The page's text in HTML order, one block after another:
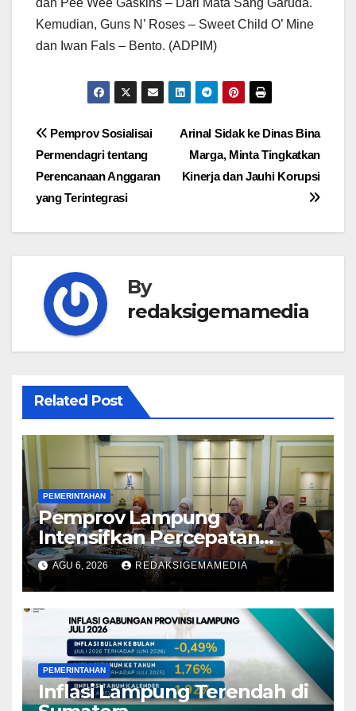
dan Pee Wee Gaskins – Dari Mata Sang Garuda.
Kemudian, Guns N’ Roses – Sweet Child O’ Mine
dan Iwan Fals – Bento. (ADPIM)
Navigasi
pos
Arinal Sidak ke Dinas Bina
Marga, Minta Tingkatkan
Kinerja dan Jauhi Korupsi
Pemprov Sosialisai
Permendagri tentang
Perencanaan Anggaran
yang Terintegrasi
By
redaksigemamedia
Related Post
PEMERINTAHAN
Pemprov Lampung
Intensifkan Percepatan
Penanggulangan
Tuberkulosis di Tanggamus
AGU 6, 2026 REDAKSIGEMAMEDIA
PEMERINTAHAN
Inflasi Lampung Terendah di